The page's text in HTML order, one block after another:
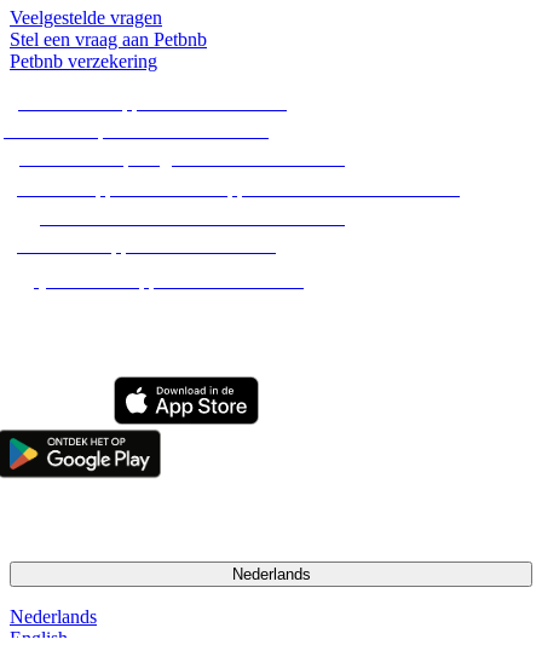
Veelgestelde vragen
Stel een vraag aan Petbnb
Petbnb verzekering
Nederlands
Nederlands
English